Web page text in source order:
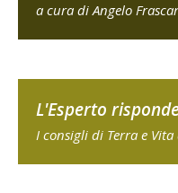
a cura di Angelo
L'Esperto
I consigli di Terra e